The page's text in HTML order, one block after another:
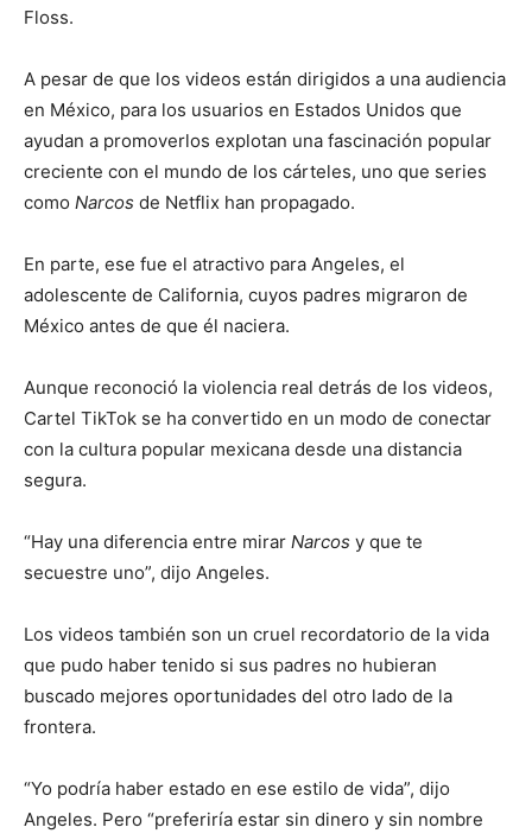
Floss.
A pesar de que los videos están dirigidos a una audiencia
en México, para los usuarios en Estados Unidos que
ayudan a promoverlos explotan una fascinación popular
creciente con el mundo de los cárteles, uno que series
como Narcos de Netflix han propagado.
En parte, ese fue el atractivo para Angeles, el
adolescente de California, cuyos padres migraron de
México antes de que él naciera.
Aunque reconoció la violencia real detrás de los videos,
Cartel TikTok se ha convertido en un modo de conectar
con la cultura popular mexicana desde una distancia
segura.
“Hay una diferencia entre mirar Narcos y que te
secuestre uno”, dijo Angeles.
Los videos también son un cruel recordatorio de la vida
que pudo haber tenido si sus padres no hubieran
buscado mejores oportunidades del otro lado de la
frontera.
“Yo podría haber estado en ese estilo de vida”, dijo
Angeles. Pero “preferiría estar sin dinero y sin nombre